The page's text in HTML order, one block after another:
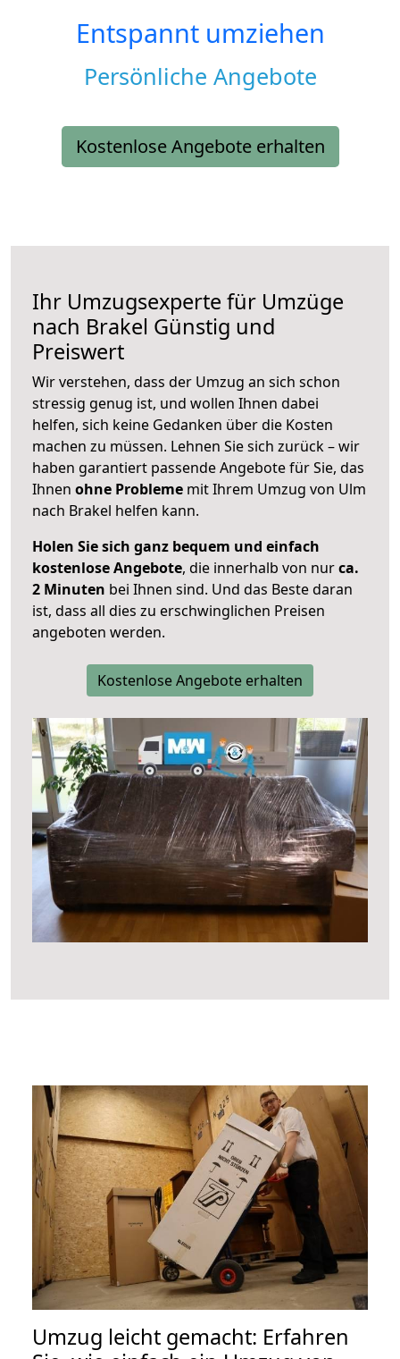
Entspannt umziehen
Persönliche Angebote
Kostenlose Angebote erhalten
Ihr Umzugsexperte für Umzüge
nach Brakel Günstig und
Preiswert
Wir verstehen, dass der Umzug an sich schon
stressig genug ist, und wollen Ihnen dabei
helfen, sich keine Gedanken über die Kosten
machen zu müssen. Lehnen Sie sich zurück – wir
haben garantiert passende Angebote für Sie, das
Ihnen ohne Probleme mit Ihrem Umzug von Ulm
nach Brakel helfen kann.
Holen Sie sich ganz bequem und einfach
kostenlose Angebote, die innerhalb von nurca.
2 Minuten bei Ihnen sind. Und das Beste daran
ist, dass all dies zu erschwinglichen Preisen
angeboten werden.
Kostenlose Angebote erhalten
Umzug leicht gemacht: Erfahren